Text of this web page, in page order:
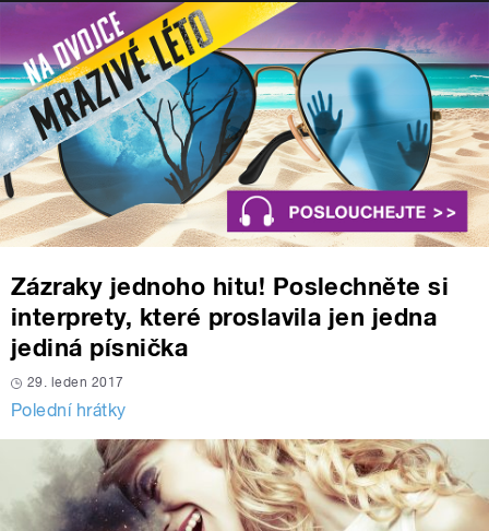
Zázraky jednoho hitu! Poslechněte si
interprety, které proslavila jen jedna
jediná písnička
29. leden 2017
Polední hrátky